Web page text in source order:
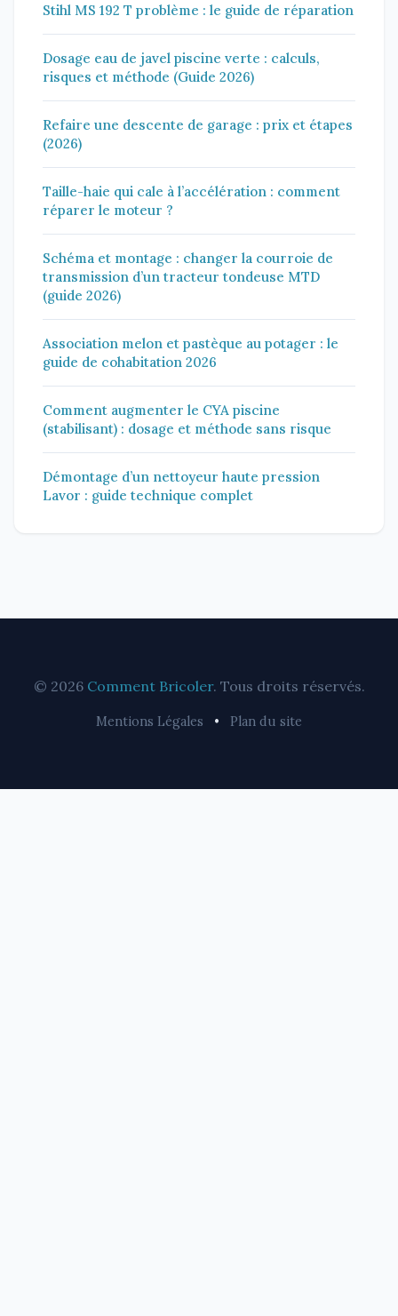
Stihl MS 192 T problème : le guide de réparation
Dosage eau de javel piscine verte : calculs,
risques et méthode (Guide 2026)
Refaire une descente de garage : prix et étapes
(2026)
Taille-haie qui cale à l’accélération : comment
réparer le moteur ?
Schéma et montage : changer la courroie de
transmission d’un tracteur tondeuse MTD
(guide 2026)
Association melon et pastèque au potager : le
guide de cohabitation 2026
Comment augmenter le CYA piscine
(stabilisant) : dosage et méthode sans risque
Démontage d’un nettoyeur haute pression
Lavor : guide technique complet
© 2026 Comment Bricoler. Tous droits réservés.
Mentions Légales • Plan du site